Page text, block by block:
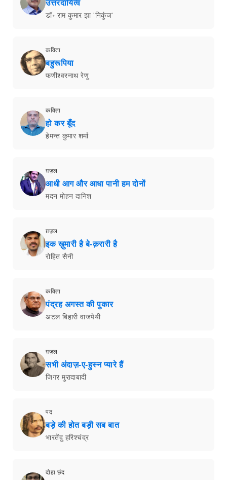
उत्तरदायित्व
डॉ॰ राम कुमार झा 'निकुंज'
कविता
बहुरूपिया
फणीश्वरनाथ रेणु
कविता
हो कर बूँद
हेमन्त कुमार शर्मा
ग़ज़ल
आधी आग और आधा पानी हम दोनों
मदन मोहन दानिश
ग़ज़ल
इक ख़ुमारी है बे-क़रारी है
रोहित सैनी
कविता
पंद्रह अगस्त की पुकार
अटल बिहारी वाजपेयी
ग़ज़ल
सभी अंदाज़-ए-हुस्न प्यारे हैं
जिगर मुरादाबादी
पद
बड़े की होत बड़ी सब बात
भारतेंदु हरिश्चंद्र
दोहा छंद